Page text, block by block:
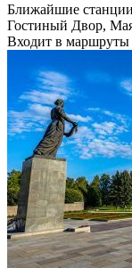
Ближайшие
Гостиный Двор,
Входит в маршруты